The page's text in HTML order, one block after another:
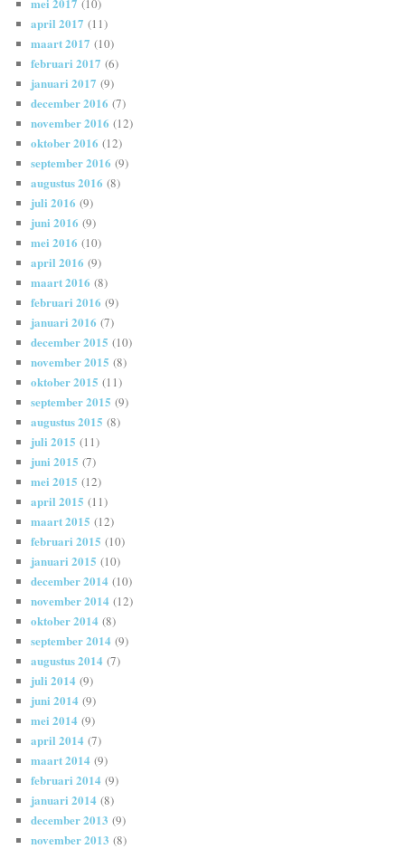
(10)
april 2017 (11)
maart 2017 (10)
februari 2017 (6)
januari 2017 (9)
december 2016 (7)
november 2016 (12)
oktober 2016 (12)
september 2016 (9)
augustus 2016 (8)
juli 2016 (9)
juni 2016 (9)
mei 2016 (10)
april 2016 (9)
maart 2016 (8)
februari 2016 (9)
januari 2016 (7)
december 2015 (10)
november 2015 (8)
oktober 2015 (11)
september 2015 (9)
augustus 2015 (8)
juli 2015 (11)
juni 2015 (7)
mei 2015 (12)
april 2015 (11)
maart 2015 (12)
februari 2015 (10)
januari 2015 (10)
december 2014 (10)
november 2014 (12)
oktober 2014 (8)
september 2014 (9)
augustus 2014 (7)
juli 2014 (9)
juni 2014 (9)
mei 2014 (9)
april 2014 (7)
maart 2014 (9)
februari 2014 (9)
januari 2014 (8)
december 2013 (9)
november 2013 (8)